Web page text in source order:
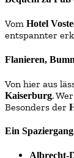
Vom Hotel
entspannter
Flanieren,
Von hier aus
Kaiserburg.
Besonders der
Ein
Albrecht-